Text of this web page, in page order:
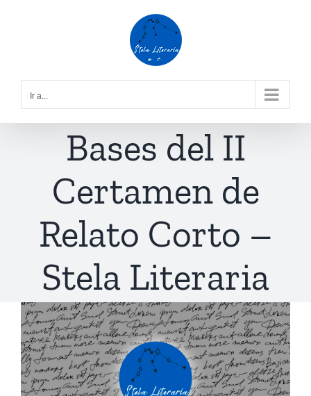
Ir a...
Bases del II
Certamen de
Relato Corto –
Stela Literaria
Ver
imagen
más
grande